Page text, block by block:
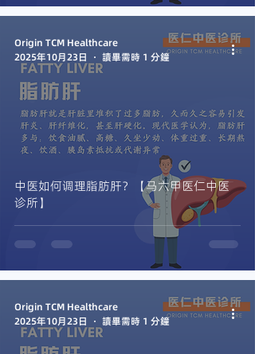
中医如何调理脂肪肝？【马六甲医仁中医
诊所】
Origin TCM Healthcare
2025年10月23日
讀畢需時 1 分鐘
Origin TCM Healthcare
2025年10月23日
讀畢需時 1 分鐘